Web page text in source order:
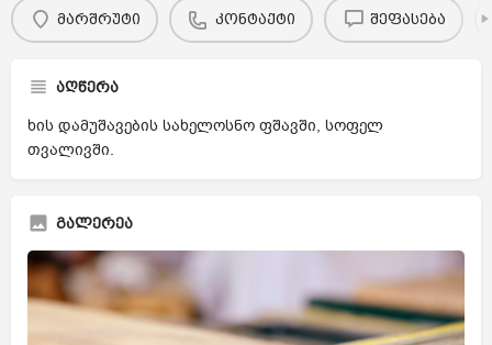
მარშრუტი კონტაქტი შეფასება
აღწერა
ხის დამუშავების სახელოსნო ფშავში, სოფელ
თვალივში.
გალერეა